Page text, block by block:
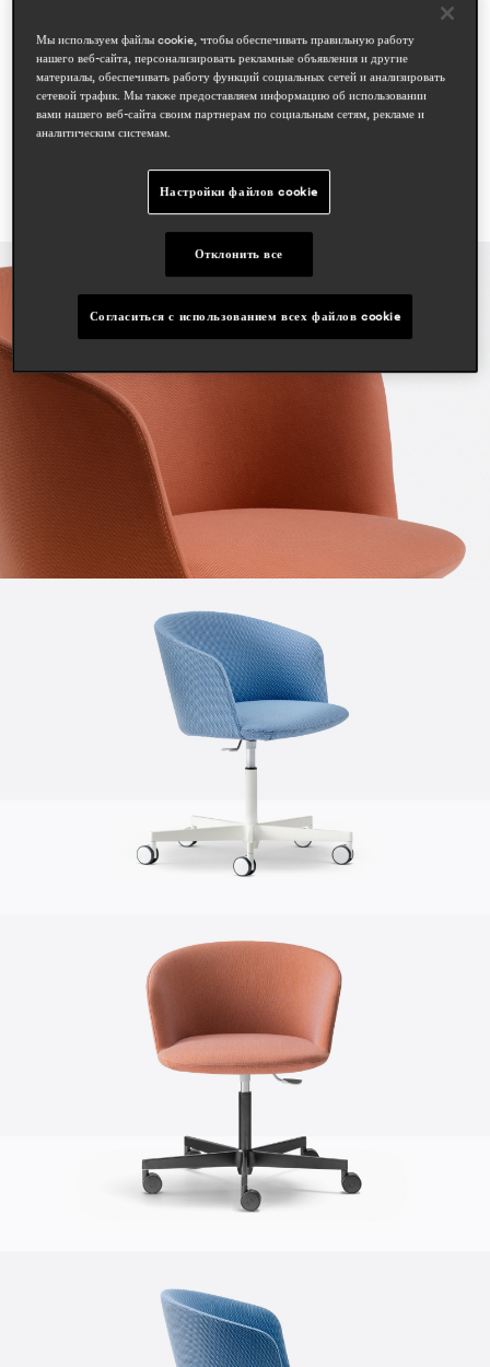
deco journal
dec 2022, south korea
Мы используем файлы cookie, чтобы обеспечивать правильную работу
нашего веб-сайта, персонализировать рекламные объявления и другие
материалы, обеспечивать работу функций социальных сетей и анализировать
сетевой трафик. Мы также предоставляем информацию об использовании
вами нашего веб-сайта своим партнерам по социальным сетям, рекламе и
аналитическим системам.
Настройки файлов cookie
Отклонить все
Согласиться с использованием всех файлов cookie